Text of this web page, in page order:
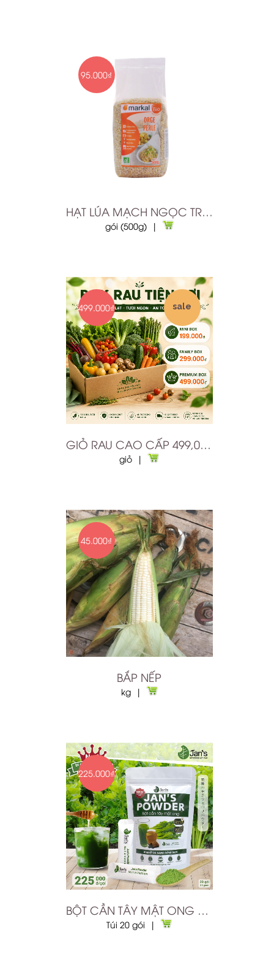
95.000₫
HẠT LÚA MẠCH NGỌC TRAI HỮU CƠ
gói (500g) |
499.000₫ sale
GIỎ RAU CAO CẤP 499,000Đ
giỏ |
45.000₫
BẮP NẾP
kg |
225.000₫
BỘT CẦN TÂY MẬT ONG SẤY LẠNH
Túi 20 gói |